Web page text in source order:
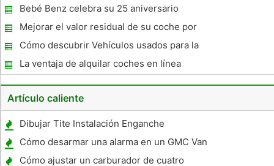
Bebé Benz celebra su 25 aniversario
Mejorar el valor residual de su coche por
Auto Detailing
Cómo descubrir Vehículos usados ​​para la
venta en Australia
La ventaja de alquilar coches en línea
Artículo caliente
Dibujar Tite Instalación Enganche
Cómo desarmar una alarma en un GMC Van
1995
Cómo ajustar un carburador de cuatro